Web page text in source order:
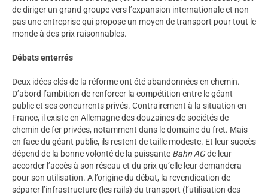
de diriger un grand groupe vers l’expansion internationale et non
pas une entreprise qui propose un moyen de transport pour tout le
monde à des prix raisonnables.
Débats enterrés
Deux idées clés de la réforme ont été abandonnées en chemin.
D’abord l’ambition de renforcer la compétition entre le géant
public et ses concurrents privés. Contrairement à la situation en
France, il existe en Allemagne des douzaines de sociétés de
chemin de fer privées, notamment dans le domaine du fret. Mais
en face du géant public, ils restent de taille modeste. Et leur succès
dépend de la bonne volonté de la puissante Bahn AGde leur
accorder l’accès à son réseau et du prix qu’elle leur demandera
pour son utilisation. A l’origine du débat, la revendication de
séparer l’infrastructure (les rails) du transport (l’utilisation des